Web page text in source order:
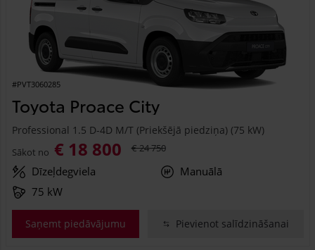
#PVT3060285
Toyota Proace City
Professional 1.5 D-4D M/T (Priekšējā piedziņa) (75 kW)
Sākot no € 18 800 € 24 750
Dīzeļdegviela
Manuālā
75 kW
Saņemt piedāvājumu Pievienot salīdzināšanai